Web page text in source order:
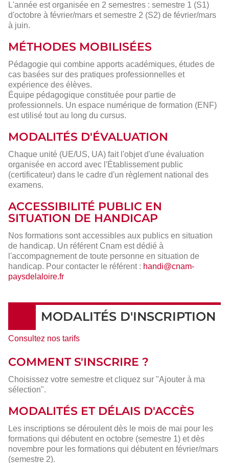
L'année est organisée en 2 semestres : semestre 1 (S1)
d'octobre à février/mars et semestre 2 (S2) de février/mars
à juin.
MÉTHODES MOBILISÉES
Pédagogie qui combine apports académiques, études de
cas basées sur des pratiques professionnelles et
expérience des élèves.
Équipe pédagogique constituée pour partie de
professionnels. Un espace numérique de formation (ENF)
est utilisé tout au long du cursus.
MODALITÉS D'ÉVALUATION
Chaque unité (UE/US, UA) fait l'objet d'une évaluation
organisée en accord avec l'Établissement public
(certificateur) dans le cadre d'un règlement national des
examens.
ACCESSIBILITÉ PUBLIC EN
SITUATION DE HANDICAP
Nos formations sont accessibles aux publics en situation
de handicap. Un référent Cnam est dédié à
l'accompagnement de toute personne en situation de
handicap. Pour contacter le référent : handi@cnam-
paysdelaloire.fr
MODALITÉS D'INSCRIPTION
Consultez nos tarifs
COMMENT S'INSCRIRE ?
Choisissez votre semestre et cliquez sur "Ajouter à ma
sélection".
MODALITÉS ET DÉLAIS D'ACCÈS
Les inscriptions se déroulent dès le mois de mai pour les
formations qui débutent en octobre (semestre 1) et dès
novembre pour les formations qui débutent en février/mars
(semestre 2).